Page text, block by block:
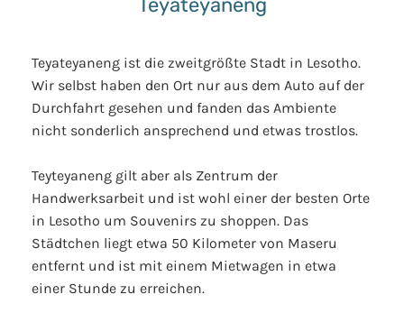
Teyateyaneng
Teyateyaneng ist die zweitgrößte Stadt in Lesotho.
Wir selbst haben den Ort nur aus dem Auto auf der
Durchfahrt gesehen und fanden das Ambiente
nicht sonderlich ansprechend und etwas trostlos.
Teyteyaneng gilt aber als Zentrum der
Handwerksarbeit und ist wohl einer der besten Orte
in Lesotho um Souvenirs zu shoppen. Das
Städtchen liegt etwa 50 Kilometer von Maseru
entfernt und ist mit einem Mietwagen in etwa
einer Stunde zu erreichen.